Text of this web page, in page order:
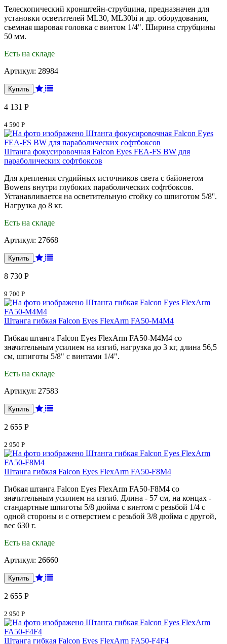
Телескопический кронштейн-струбцина, предназначен для
установки осветителей ML30, ML30bi и др. оборудования,
съемная шаровая головка с винтом 1/4". Ширина струбцины
50 мм.
Есть на складе
Артикул: 28984
4 131 Р
4 590 Р
Штанга фокусировочная Falcon Eyes FEA-FS BW для
параболических софтбоксов
Для крепления студийных источников света с байонетом
Bowens внутри глубоких параболических софтбоксов.
Устанавливается на осветительную стойку со шпиготом 5/8''.
Нагрузка до 8 кг.
Есть на складе
Артикул: 27668
8 730 Р
9 700 Р
Штанга гибкая Falcon Eyes FlexArm FA50-M4M4
Гибкая штанга Falcon Eyes FlexArm FA50-M4M4 со
значительным усилием на изгиб, нагрузка до 3 кг, длина 56,5
см, шпиготы 5/8" с винтами 1/4".
Есть на складе
Артикул: 27583
2 655 Р
2 950 Р
Штанга гибкая Falcon Eyes FlexArm FA50-F8M4
Гибкая штанга Falcon Eyes FlexArm FA50-F8M4 со
значительным усилием на изгиб. Длина - 57 см, на концах -
стандартные шпиготы 5/8 дюйма с винтом с резьбой 1/4 с
одной стороны и с отверстием с резьбой 3/8 дюйма с другой,
вес 630 г.
Есть на складе
Артикул: 26660
2 655 Р
2 950 Р
Штанга гибкая Falcon Eyes FlexArm FA50-F4F4